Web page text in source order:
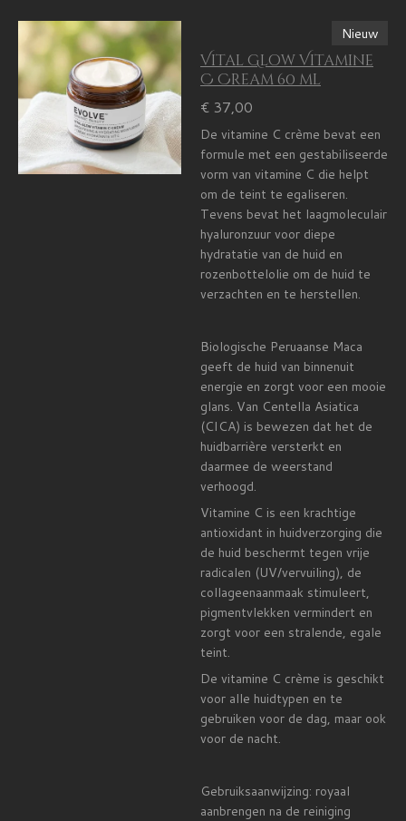
Nieuw
Vital Glow Vitamine
C Cream 60 ml
€ 37,00
De vitamine C crème bevat een
formule met een gestabiliseerde
vorm van vitamine C die helpt
om de teint te egaliseren.
Tevens bevat het laagmoleculair
hyaluronzuur voor diepe
hydratatie van de huid en
rozenbottelolie om de huid te
verzachten en te herstellen.
Biologische Peruaanse Maca
geeft de huid van binnenuit
energie en zorgt voor een mooie
glans. Van Centella Asiatica
(CICA) is bewezen dat het de
huidbarrière versterkt en
daarmee de weerstand
verhoogd.
Vitamine C is een krachtige
antioxidant in huidverzorging die
de huid beschermt tegen vrije
radicalen (UV/vervuiling), de
collageenaanmaak stimuleert,
pigmentvlekken vermindert en
zorgt voor een stralende, egale
teint.
De vitamine C crème is geschikt
voor alle huidtypen en te
gebruiken voor de dag, maar ook
voor de nacht.
Gebruiksaanwijzing: royaal
aanbrengen na de reiniging